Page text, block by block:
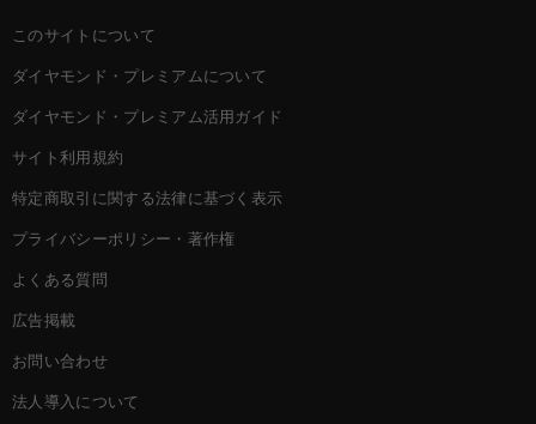
このサイトについて
ダイヤモンド・プレミアムについて
ダイヤモンド・プレミアム活用ガイド
サイト利用規約
特定商取引に関する法律に基づく表示
プライバシーポリシー・著作権
よくある質問
広告掲載
お問い合わせ
法人導入について